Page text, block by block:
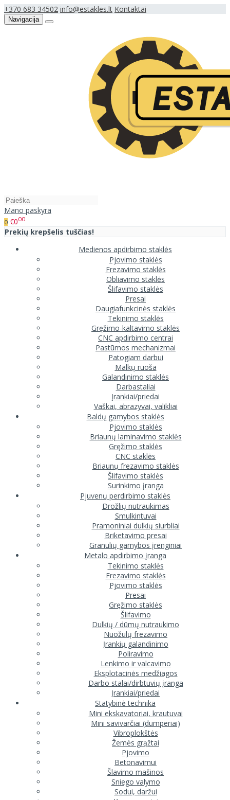
+370 683 34502 info@estakles.lt Kontaktai
Navigacija
Mano paskyra
0 €000
Prekių krepšelis tuščias!
Medienos apdirbimo staklės
Pjovimo staklės
Frezavimo staklės
Obliavimo staklės
Šlifavimo staklės
Presai
Daugiafunkcinės staklės
Tekinimo staklės
Gręžimo-kaltavimo staklės
CNC apdirbimo centrai
Pastūmos mechanizmai
Patogiam darbui
Malkų ruoša
Galandinimo staklės
Darbastaliai
Įrankiai/priedai
Vaškai, abrazyvai, valikliai
Baldų gamybos staklės
Pjovimo staklės
Briaunų laminavimo staklės
Gręžimo staklės
CNC staklės
Briaunų frezavimo staklės
Šlifavimo staklės
Surinkimo įranga
Pjuvenų perdirbimo staklės
Drožlių nutraukimas
Smulkintuvai
Pramoniniai dulkių siurbliai
Briketavimo presai
Granulių gamybos įrenginiai
Metalo apdirbimo įranga
Tekinimo staklės
Frezavimo staklės
Pjovimo staklės
Presai
Gręžimo staklės
Šlifavimo
Dulkių / dūmų nutraukimo
Nuožulų frezavimo
Įrankių galandinimo
Poliravimo
Lenkimo ir valcavimo
Eksplotacinės medžiagos
Darbo stalai/dirbtuvių įranga
Įrankiai/priedai
Statybinė technika
Mini ekskavatoriai, krautuvai
Mini savivarčiai (dumperiai)
Vibroplokštės
Žemės grąžtai
Pjovimo
Betonavimui
Šlavimo mašinos
Sniego valymo
Sodui, daržui